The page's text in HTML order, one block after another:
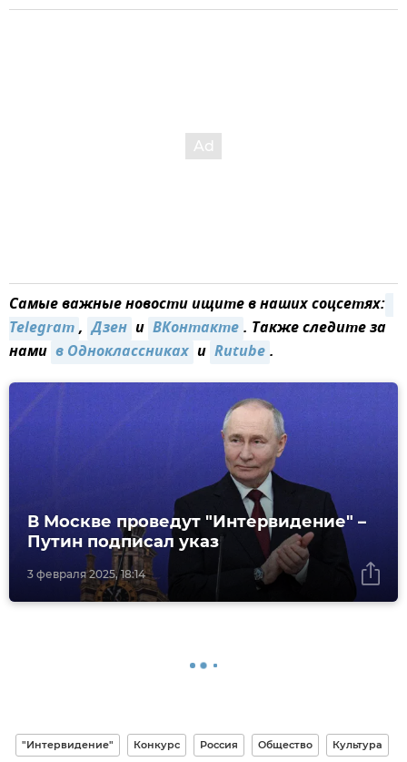
Самые важные новости ищите в наших соцсетях:
Telegram, Дзен и ВКонтакте. Также следите за
нами в Одноклассниках и Rutube.
3 февраля 2025, 18:14
В Москве проведут "Интервидение" –
Путин подписал указ
"Интервидение" Конкурс Россия Общество Культура